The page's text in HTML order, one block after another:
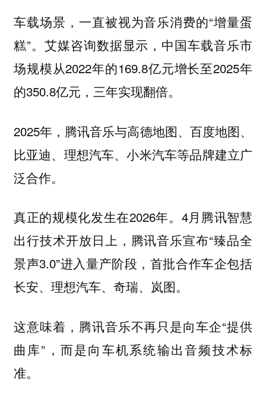
车载场景，一直被视为音乐消费的“增量蛋
糕”。艾媒咨询数据显示，中国车载音乐市
场规模从2022年的169.8亿元增长至2025年
的350.8亿元，三年实现翻倍。
2025年，腾讯音乐与高德地图、百度地图、
比亚迪、理想汽车、小米汽车等品牌建立广
泛合作。
真正的规模化发生在2026年。4月腾讯智慧
出行技术开放日上，腾讯音乐宣布“臻品全
景声3.0”进入量产阶段，首批合作车企包括
长安、理想汽车、奇瑞、岚图。
这意味着，腾讯音乐不再只是向车企“提供
曲库”，而是向车机系统输出音频技术标
准。